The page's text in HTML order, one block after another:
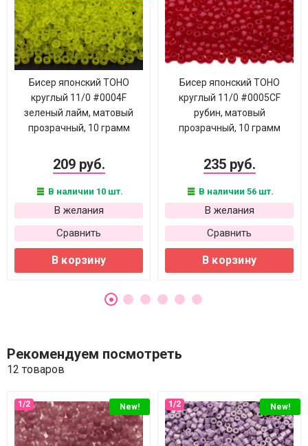
Бисер японский TOHO
круглый 11/0 #0004F
зеленый лайм, матовый
прозрачный, 10 грамм
209 руб.
В наличии 10 шт.
В желания
Сравнить
В корзину
Бисер японский TOHO
круглый 11/0 #0005CF
рубин, матовый
прозрачный, 10 грамм
235 руб.
В наличии 56 шт.
В желания
Сравнить
В корзину
Рекомендуем посмотреть
12 товаров
New! New!